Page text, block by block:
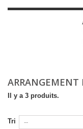
ARRANGEMENT
Il y a 3 produits.
Tri